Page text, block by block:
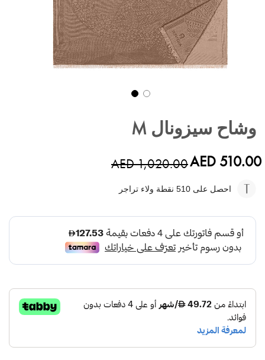
بداية
معرض
وشاح سيزونال M
AED 510.00
AED 1,020.00
احصل على 510 نقطة ولاء تراجر